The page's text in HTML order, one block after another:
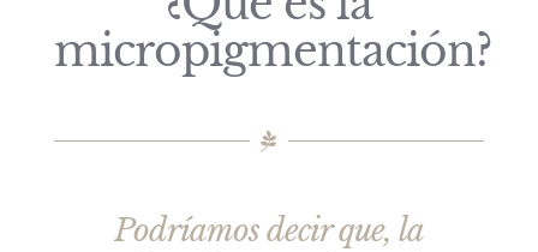
micropigmentación?
Podríamos decir que, la